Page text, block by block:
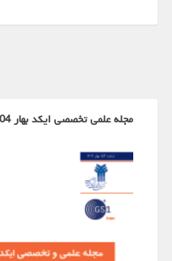
مجله علمی تخصصی ایکد بهار 1404